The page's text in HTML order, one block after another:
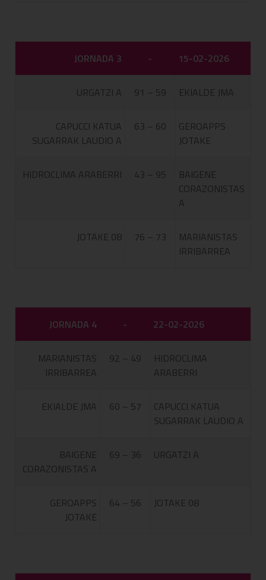
JORNADA 3 - 15-02-2026
URGATZI A 91 – 59 EKIALDE JMA
CAPUCCI KATUA
SUGARRAK LAUDIO A
63 – 60
GEROAPPS
JOTAKE
HIDROCLIMA ARABERRI 43 – 95
BAIGENE
CORAZONISTAS
A
JOTAKE 08 76 – 73
MARIANISTAS
IRRIBARREA
JORNADA 4 - 22-02-2026
MARIANISTAS
IRRIBARREA
92 – 49
HIDROCLIMA
ARABERRI
EKIALDE JMA 60 – 57
CAPUCCI KATUA
SUGARRAK LAUDIO A
BAIGENE
CORAZONISTAS A
69 – 36 URGATZI A
GEROAPPS
JOTAKE
64 – 56 JOTAKE 08